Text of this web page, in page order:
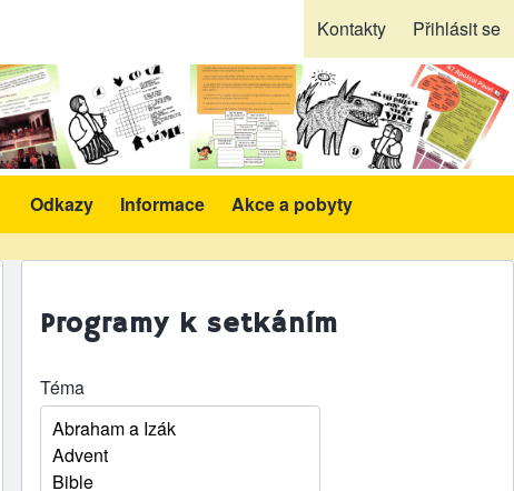
Kontakty Přihlásit se
Publikace a pomůcky sub-navigation
Odkazy Informace Akce a pobyty
Programy k setkáním
Téma